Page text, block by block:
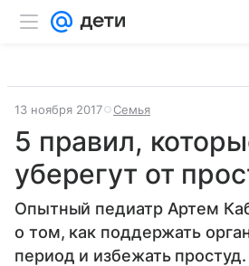
13 ноября 2017 Семья
5 правил,
уберегут от
Опытный педиатр Артем
о том, как поддержать
период и избежать простуд.